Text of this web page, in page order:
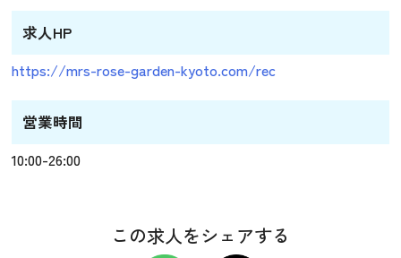
求人HP
https://mrs-rose-garden-kyoto.com/rec
営業時間
10:00-26:00
この求人をシェアする